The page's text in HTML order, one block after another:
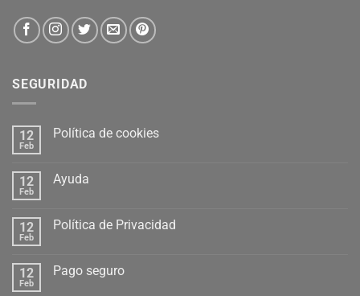
SEGURIDAD
12
Feb
Política de cookies
12
Feb
Ayuda
12
Feb
Política de Privacidad
12
Feb
Pago seguro